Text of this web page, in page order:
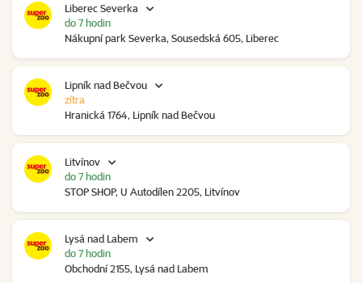
Liberec Severka
Nákupní park Severka, Sousedská 605, Liberec
do 7 hodin
Lipník nad Bečvou
Hranická 1764, Lipník nad Bečvou
zítra
Litvínov
STOP SHOP, U Autodílen 2205, Litvínov
do 7 hodin
Lysá nad Labem
Obchodní 2155, Lysá nad Labem
do 7 hodin